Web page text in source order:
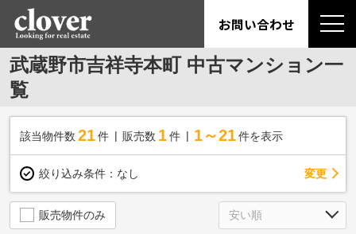
お問い合わせ
武蔵野市吉祥寺本町 中古マンション一
覧
該当物件数 21件 販売数 1 件 1～21 件を表示
絞り込み条件： なし 変更
販売物件のみ